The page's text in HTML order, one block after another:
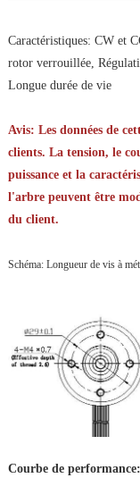
Caractéristiques: CW et
rotor verrouillée,
Longue durée de vie
Avis: Les données de
clients. La tension, le
puissance et la
l'arbre peuvent être
du client.
Schéma: Longueur de vis à
Courbe de